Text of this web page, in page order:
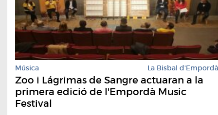
Música La Bisbal d'Empordà
Zoo i Lágrimas de Sangre actuaran a la
primera edició de l'Empordà Music
Festival